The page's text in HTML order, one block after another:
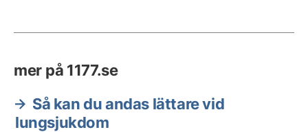
mer på 1177.se
Så kan du andas lättare vid
lungsjukdom